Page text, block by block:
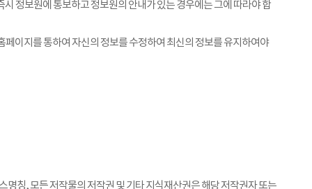
정보원에 통보하고 정보원의 안내가 있는 경우에는 그에 따라야 합
이지를 통하여 자신의 정보를 수정하여 최신의 정보를 유지하여야
칭, 모든 저작물의 저작권 및 기타 지식재산권은 해당 저작권자 또는